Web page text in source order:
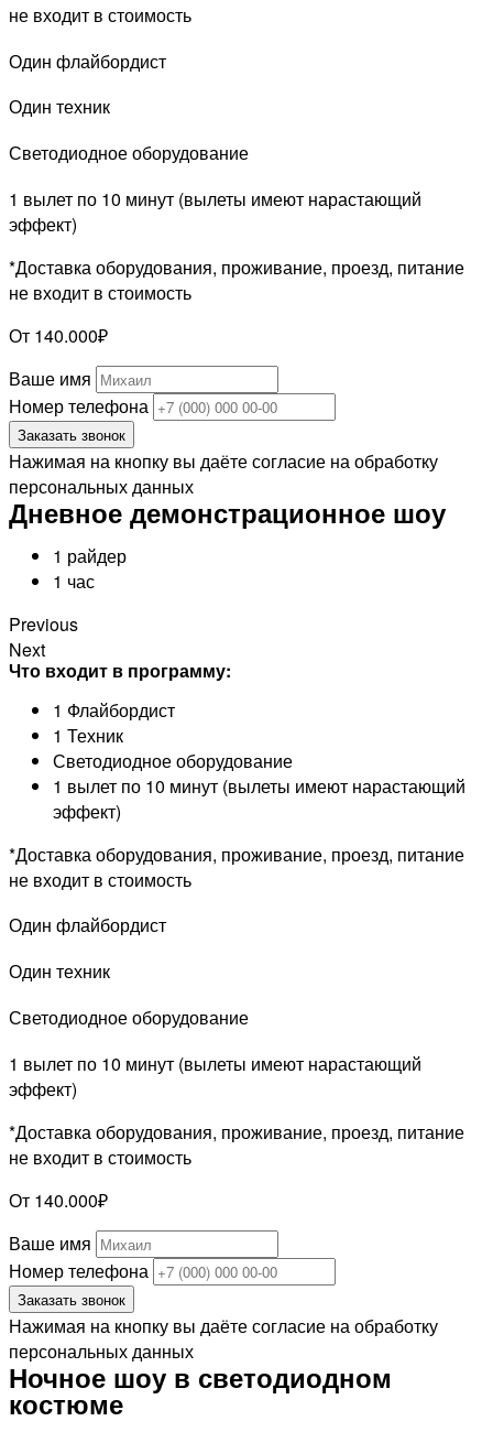
не входит в стоимость
Один флайбордист
Один техник
Светодиодное оборудование
1 вылет по 10 минут (вылеты имеют нарастающий
эффект)
*Доставка оборудования, проживание, проезд, питание
не входит в стоимость
От 140.000₽
Ваше имя
Номер телефона
Заказать звонок
Нажимая на кнопку вы даёте согласие на обработку
персональных данных
Дневное демонстрационное шоу
1 райдер
1 час
Previous
Next
Что входит в программу:
1 Флайбордист
1 Техник
Светодиодное оборудование
1 вылет по 10 минут (вылеты имеют нарастающий
эффект)
*Доставка оборудования, проживание, проезд, питание
не входит в стоимость
Один флайбордист
Один техник
Светодиодное оборудование
1 вылет по 10 минут (вылеты имеют нарастающий
эффект)
*Доставка оборудования, проживание, проезд, питание
не входит в стоимость
От 140.000₽
Ваше имя
Номер телефона
Заказать звонок
Нажимая на кнопку вы даёте согласие на обработку
персональных данных
Ночное шоу в светодиодном
костюме